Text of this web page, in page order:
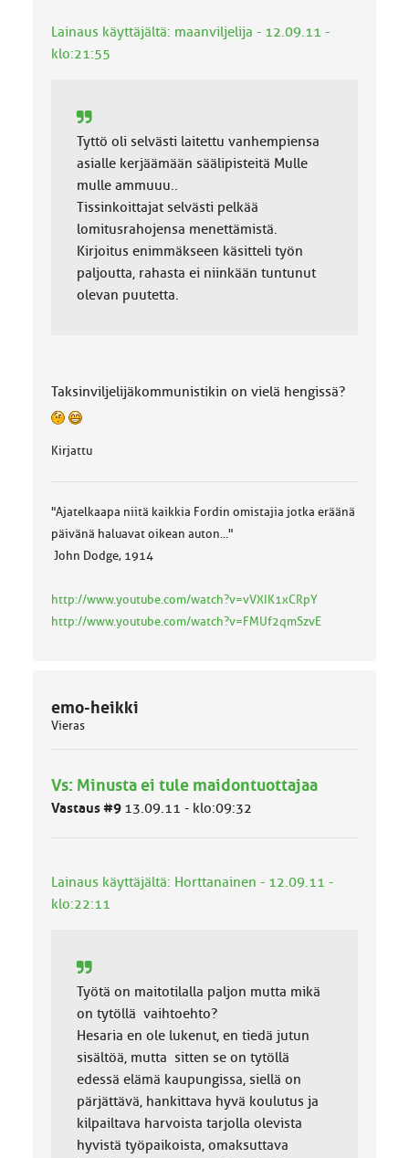
:
Lainaus käyttäjältä: maanviljelija - 12.09.11 -
klo:21:55
Tyttö oli selvästi laitettu vanhempiensa
asialle kerjäämään säälipisteitä Mulle
mulle ammuuu..
Tissinkoittajat selvästi pelkää
lomitusrahojensa menettämistä.
Kirjoitus enimmäkseen käsitteli työn
paljoutta, rahasta ei niinkään tuntunut
olevan puutetta.
Taksinviljelijäkommunistikin on vielä hengissä?
Kirjattu
"Ajatelkaapa niitä kaikkia Fordin omistajia jotka eräänä
päivänä haluavat oikean auton..."
John Dodge, 1914
http://www.youtube.com/watch?v=vVXIK1xCRpY
http://www.youtube.com/watch?v=FMUf2qmSzvE
emo-heikki
Vieras
Vs: Minusta ei tule maidontuottajaa
Vastaus #9 13.09.11 - klo:09:32
Lainaus käyttäjältä: Horttanainen - 12.09.11 -
klo:22:11
Työtä on maitotilalla paljon mutta mikä
on tytöllä vaihtoehto?
Hesaria en ole lukenut, en tiedä jutun
sisältöä, mutta sitten se on tytöllä
edessä elämä kaupungissa, siellä on
pärjättävä, hankittava hyvä koulutus ja
kilpailtava harvoista tarjolla olevista
hyvistä työpaikoista, omaksuttava